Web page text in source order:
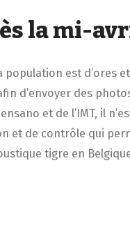
la mi-
est d’ores
d’envoyer des
et de l’IMT, il
et de contrôle qui
tigre en